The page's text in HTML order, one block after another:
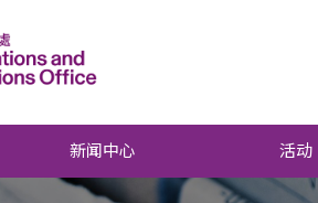
新闻中心 活动